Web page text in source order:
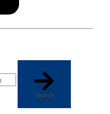
Search